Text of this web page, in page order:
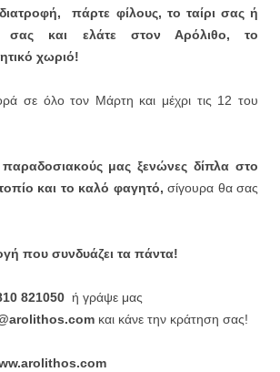
πάρτε φίλους, το ταίρι σας ή
σας και ελάτε στον Αρόλιθο, το
χωριό!
σε όλο τον Μάρτη και μέχρι τις 12 του
παραδοσιακούς μας ξενώνες δίπλα στο
και το καλό φαγητό, σίγουρα θα σας
που συνδυάζει τα πάντα!
821050 ή γράψε μας
και κάνε την κράτηση σας!